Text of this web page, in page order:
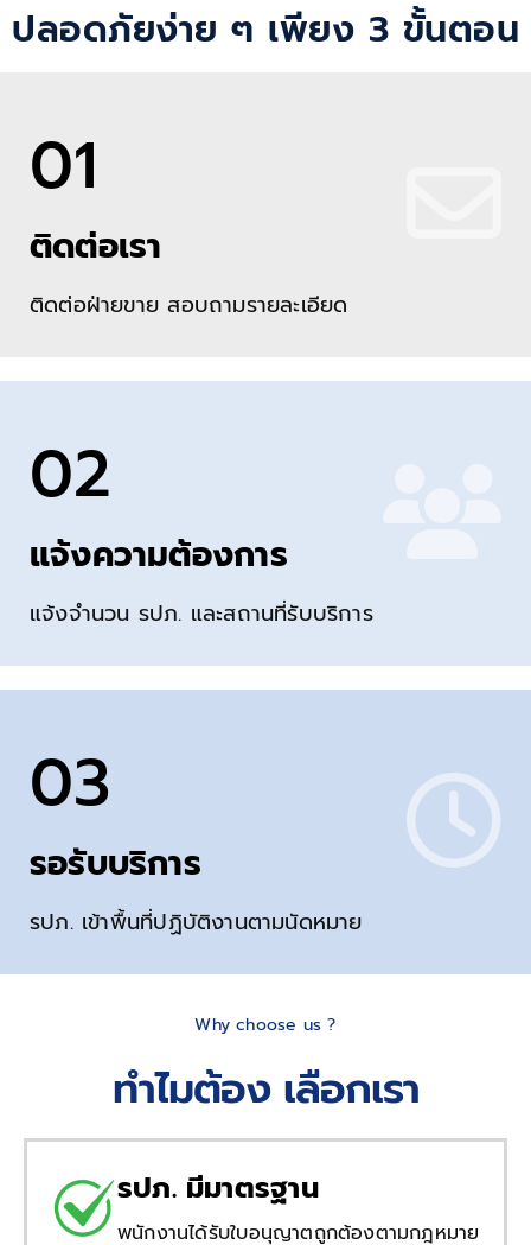
ปลอดภัยง่าย ๆ เพียง 3 ขั้นตอน
01
ติดต่อเรา
ติดต่อฝ่ายขาย สอบถามรายละเอียด
02
แจ้งความต้องการ
แจ้งจำนวน รปภ. และสถานที่รับบริการ
03
รอรับบริการ
รปภ. เข้าพื้นที่ปฏิบัติงานตามนัดหมาย
Why choose us ?
ทำไมต้อง เลือกเรา
รปภ. มีมาตรฐาน
พนักงานได้รับใบอนุญาตถูกต้องตามกฎหมาย